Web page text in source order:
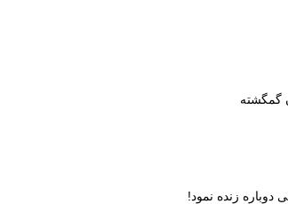
توفان گمگشته
زنده نمود!